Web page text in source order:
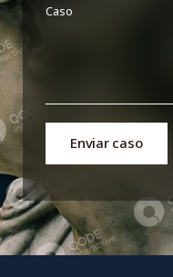
Enviar caso